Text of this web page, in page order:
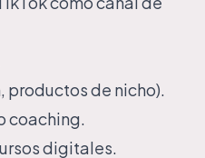
productos de nicho).
coaching.
digitales.